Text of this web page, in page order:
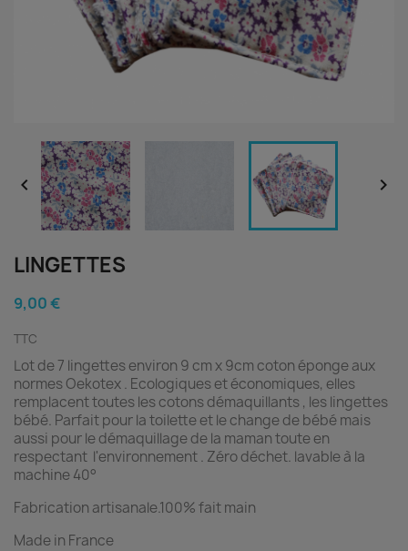
 
LINGETTES
9,00 €
TTC
Lot de 7 lingettesenviron 9 cm x 9cm coton éponge aux
normes Oekotex . Ecologiques et économiques, elles
remplacent toutes les cotons démaquillants , les lingettes
bébé. Parfait pour la toilette et le change de bébé mais
aussi pour le démaquillage de la maman toute en
respectant l'environnement . Zéro déchet. lavable à la
machine 40°
Fabrication artisanale.100% fait main
Made in France